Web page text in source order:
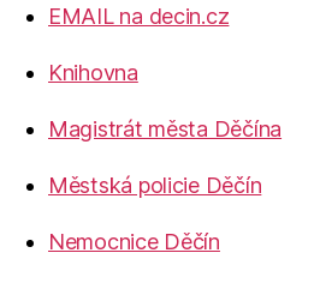
EMAIL na decin.cz
Knihovna
Magistrát města Děčína
Městská policie Děčín
Nemocnice Děčín